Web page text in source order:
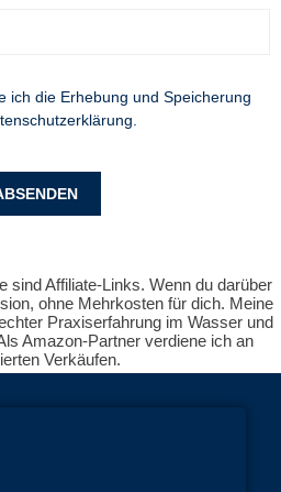
ich die Erhebung und Speicherung
sind Affiliate-Links. Wenn du darüber
ohne Mehrkosten für dich. Meine
Praxiserfahrung im Wasser und
Amazon-Partner verdiene ich an
Verkäufen.